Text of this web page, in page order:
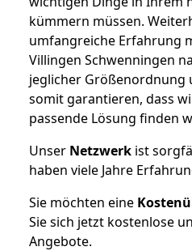
kümmern müssen.
umfangreiche Erfahrung
Villingen Schwenningen
jeglicher Größenordnung
somit garantieren, dass
passende Lösung finden
Unser Netzwerk ist
haben viele Jahre
Sie möchten eine
Sie sich jetzt kostenlose
Angebote.